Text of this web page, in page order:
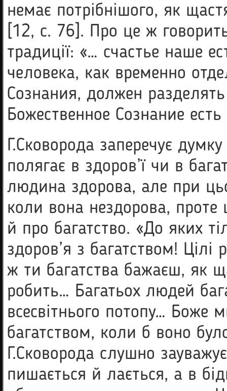
немає потрібнішого, як
[12, с. 76]. Про це ж
традиції: «… счастье наше
человека, как временно
Сознания, должен
Божественное Сознание
Г.Сковорода заперечує
полягає в здоров’ї чи в
людина здорова, але при
коли вона нездорова,
й про багатство. «До яких
здоров’я з багатством!
ж ти багатства бажаєш, як
робить… Багатьох людей
всесвітнього потопу… Боже
багатством, коли б воно
Г.Сковорода слушно
пишається й лається, а в